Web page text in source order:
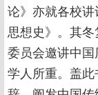
论》亦就各校
思想史》。其
委员会邀讲中
学人所重。盖